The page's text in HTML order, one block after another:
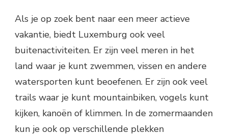
Als je op zoek bent naar een meer actieve
vakantie, biedt Luxemburg ook veel
buitenactiviteiten. Er zijn veel meren in het
land waar je kunt zwemmen, vissen en andere
watersporten kunt beoefenen. Er zijn ook veel
trails waar je kunt mountainbiken, vogels kunt
kijken, kanoën of klimmen. In de zomermaanden
kun je ook op verschillende plekken